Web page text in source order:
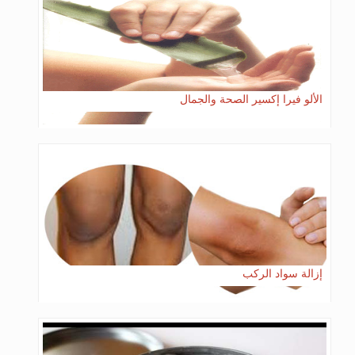
الألو فيرا إكسير الصحة والجمال
إزالة سواد الركب